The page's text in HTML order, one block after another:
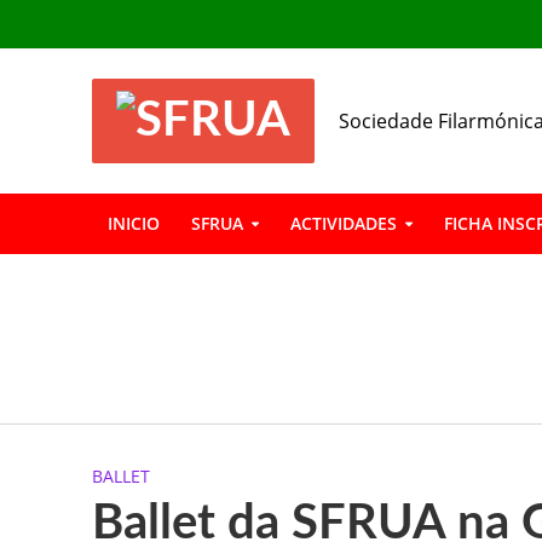
Sociedade
INICIO SFRUA ACTIVIDADES FICHA
A SFRUA
BALLET
Ballet da SFRUA na